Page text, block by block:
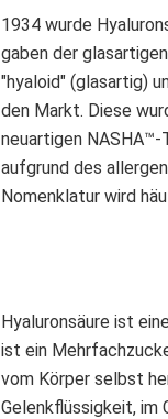
1934 wurde
gaben der
"hyaloid" (glasartig)
den Markt. Diese
neuartigen
aufgrund des
Nomenklatur wird
Hyaluronsäure ist
ist ein
vom Körper selbst
Gelenkflüssigkeit, im